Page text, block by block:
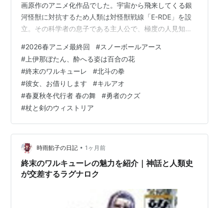
画原作のアニメ化作品でした。宇宙から飛来してくる銀
河怪獣に対抗するため人類は対怪獣戦線「E-RDE」を設
立。その科学者の息子である主人公で、極度の人見知り
ンことユキオを操り、怪獣から地球を守り、救世主と呼
ばれていた。だが宇宙で怪獣を撃退していたが、母艦が
急襲されユキオは鉄男を守って地球に脱出させる。８年
後目覚めた鉄男が見た地球は氷河におおわれていた。そ
んな鉄男を助けてくれたのは生き残っていたミシマモー
ルの人々。鉄男は彼らを怪獣から守るため、機…
#2026春アニメ最終回 #スノーボールアース
# 上伊那ぼたん、酔へる姿は百合の花
#終末のワルキューレ #北斗の拳
#彼女、お借りします #キルアオ
#春夏秋冬代行者 春の舞 #勇者のクズ
#杖と剣のウィストリア
時雨餡子の日記 • 1ヶ月前
終末のワルキューレの魅力を紹介｜神話と人類史
が交差するラグナロク